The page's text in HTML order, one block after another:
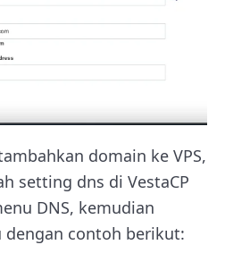
domain ke VPS,
setting dns di VestaCP
DNS, kemudian
dengan contoh berikut: